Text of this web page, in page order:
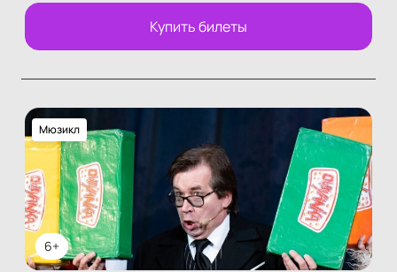
Купить билеты
6+
Мюзикл